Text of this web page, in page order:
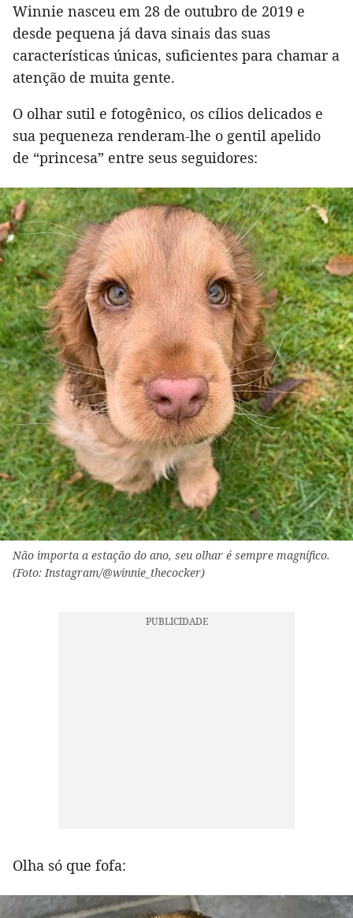
Winnie nasceu em 28 de outubro de 2019 e
desde pequena já dava sinais das suas
características únicas, suficientes para chamar a
atenção de muita gente.
O olhar sutil e fotogênico, os cílios delicados e
sua pequeneza renderam-lhe o gentil apelido
de “princesa” entre seus seguidores:
Não importa a estação do ano, seu olhar é sempre magnífico.
(Foto: Instagram/@winnie_thecocker)
Olha só que fofa: